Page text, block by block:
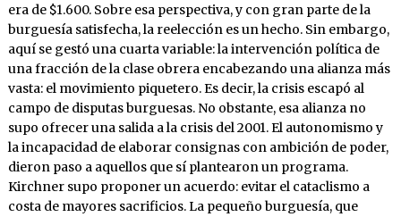
era de $1.600. Sobre esa perspectiva, y con gran parte de la
burguesía satisfecha, la reelección es un hecho. Sin embargo,
aquí se gestó una cuarta variable: la intervención política de
una fracción de la clase obrera encabezando una alianza más
vasta: el movimiento piquetero. Es decir, la crisis escapó al
campo de disputas burguesas. No obstante, esa alianza no
supo ofrecer una salida a la crisis del 2001. El autonomismo y
la incapacidad de elaborar consignas con ambición de poder,
dieron paso a aquellos que sí plantearon un programa.
Kirchner supo proponer un acuerdo: evitar el cataclismo a
costa de mayores sacrificios. La pequeño burguesía, que